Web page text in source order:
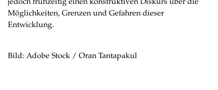
Möglichkeiten, Grenzen und Gefahren dieser
Entwicklung.
Bild: Adobe Stock / Oran Tantapakul